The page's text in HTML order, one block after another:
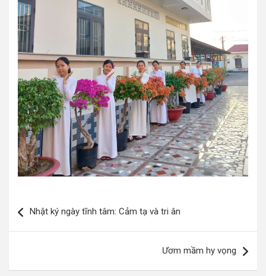
hướng
Nhật ký ngày tĩnh tâm: Cảm tạ và tri ân
Ươm mầm hy vọng